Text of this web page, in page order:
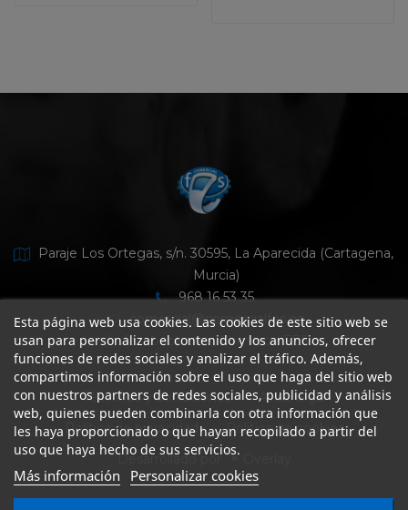
Paraje Los Ortegas, s/n. 30595, La Aparecida (Cartagena,
Murcia)
968 16 53 35
comercial@comercialfes.es
facebook.com/ComercialFES
Términos y condiciones
Aviso legal
Política de privacidad
Política de cookies
Desarrollado por
Esta página web usa cookies. Las cookies de este sitio web se
usan para personalizar el contenido y los anuncios, ofrecer
funciones de redes sociales y analizar el tráfico. Además,
compartimos información sobre el uso que haga del sitio web
con nuestros partners de redes sociales, publicidad y análisis
web, quienes pueden combinarla con otra información que
les haya proporcionado o que hayan recopilado a partir del
uso que haya hecho de sus servicios.
Más información Personalizar cookies